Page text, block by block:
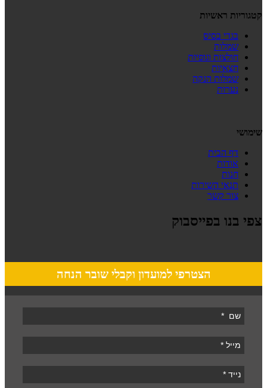
קטגוריות ראשיות
בגדי בסיס
שמלות
חולצות וגופיות
חצאיות
שמלות הנקה
נערות
שימושי
דף הבית
אודות
חנות
תנאי השירות
צור קשר
צפי בנו בפייסבוק
הצטרפי למועדון וקבלי שובר הנחה